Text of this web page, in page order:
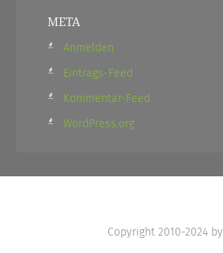
META
Anmelden
Eintrags-Feed
Kommentar-Feed
WordPress.org
Copyright 2010-2024 by